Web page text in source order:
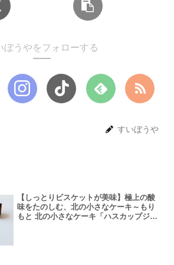
ぼうやをフォローする
すいぼうや
【しっとりビスケットが美味】極上の酸
味をたのしむ、北の小さなケーキ～もり
もと 北の小さなケーキ「ハスカップジュ